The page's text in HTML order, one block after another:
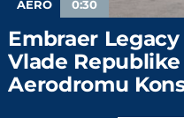
AERO 0:30
Embraer
Vlade
Aerodromu